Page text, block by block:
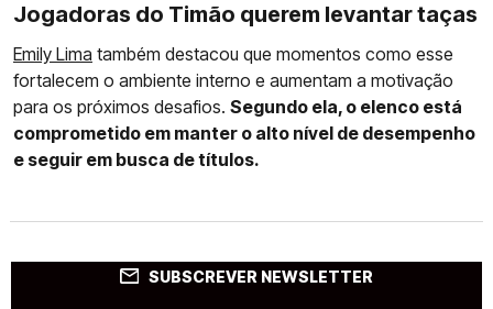
Jogadoras do Timão querem levantar taças
Emily Lima também destacou que momentos como esse
fortalecem o ambiente interno e aumentam a motivação
para os próximos desafios. Segundo ela, o elenco está
comprometido em manter o alto nível de desempenho
e seguir em busca de títulos.
SUBSCREVER NEWSLETTER